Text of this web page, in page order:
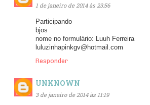
1 de janeiro de 2014 às 23:56
Participando
bjos
nome no formulário: Luuh Ferreira
luluzinhapinkgv@hotmail.com
Responder
UNKNOWN
3 de janeiro de 2014 às 11:19